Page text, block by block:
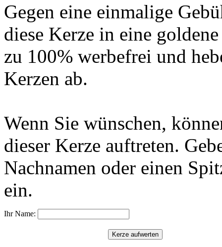
Gegen eine einmalige
diese Kerze in eine
zu 100% werbefrei und
Kerzen ab.
Wenn Sie wünschen,
dieser Kerze auftreten.
Nachnamen oder einen
ein.
Ihr Name: